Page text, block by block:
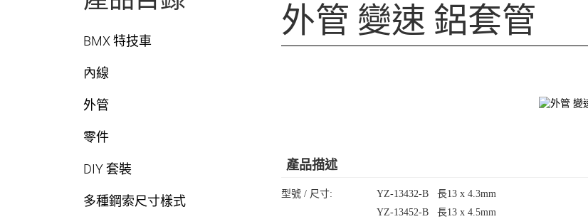
BMX 特技車
內線
外管
零件
DIY 套裝
多種鋼索尺寸樣式
外管 變速 鋁套管
產品描述
型號 / 尺寸:
YZ-13432-B 長13 x 4.3mm
YZ-13452-B 長13 x 4.5mm